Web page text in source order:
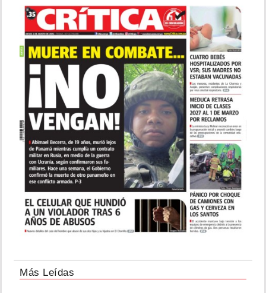
Más Leídas